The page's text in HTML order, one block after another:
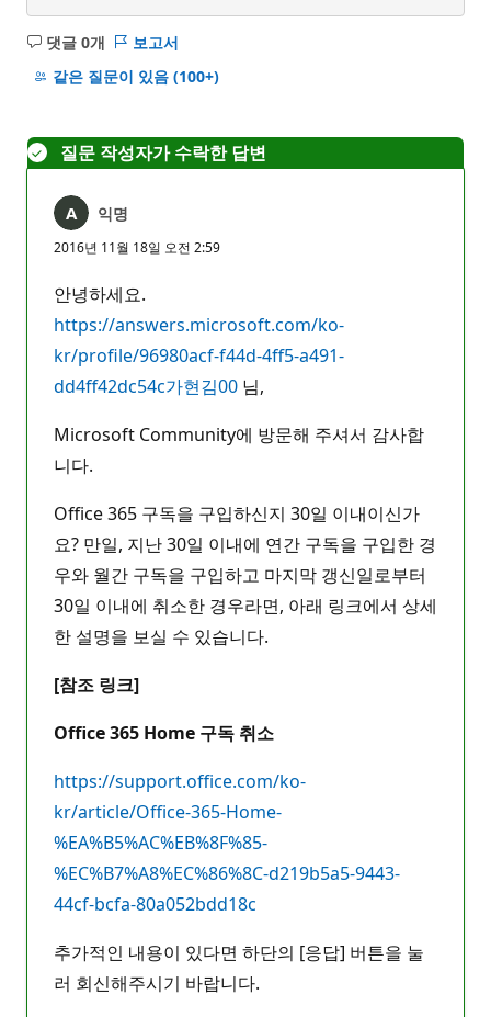
댓글 0개
설
명
보고서
같은 질문이 있음 (100+)
질문 작성자가 수락한 답변
익명
2016년 11월 18일 오전 2:59
안녕하세요.
https://answers.microsoft.com/ko-
kr/profile/96980acf-f44d-4ff5-a491-
dd4ff42dc54c가현김00 님,
Microsoft Community에 방문해 주셔서 감사합
니다.
Office 365 구독을 구입하신지 30일 이내이신가
요? 만일, 지난 30일 이내에 연간 구독을 구입한 경
우와 월간 구독을 구입하고 마지막 갱신일로부터
30일 이내에 취소한 경우라면, 아래 링크에서 상세
한 설명을 보실 수 있습니다.
[참조 링크]
Office 365 Home 구독 취소
https://support.office.com/ko-
kr/article/Office-365-Home-
%EA%B5%AC%EB%8F%85-
%EC%B7%A8%EC%86%8C-d219b5a5-9443-
44cf-bcfa-80a052bdd18c
추가적인 내용이 있다면 하단의 [응답] 버튼을 눌
러 회신해주시기 바랍니다.